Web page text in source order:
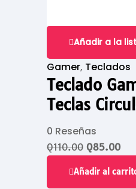
Añadir a la
Gamer, Teclados
Teclado
Teclas
0 Reseñas
Q110.00 Q85.00
Añadir al